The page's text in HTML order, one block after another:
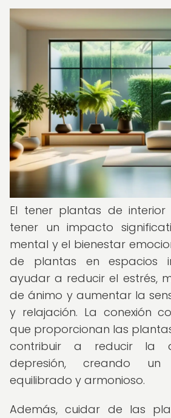
El tener plantas de
tener un impacto
mental y el bienestar
de plantas en espacios
ayudar a reducir el estrés,
de ánimo y aumentar la
y relajación. La conexión
que proporcionan las
contribuir a reducir la
depresión, creando
equilibrado y armonioso.
Además, cuidar de las